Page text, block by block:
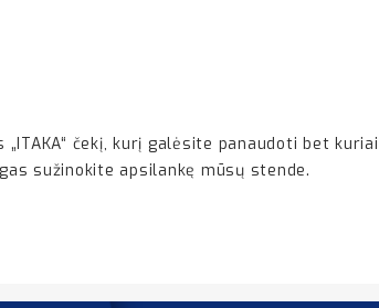
čekį, kurį galėsite panaudoti bet
sužinokite apsilankę mūsų stende.